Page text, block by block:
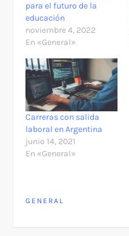
para el futuro de la
educación
noviembre 4, 2022
En «General»
Carreras con salida
laboral en Argentina
junio 14, 2021
En «General»
GENERAL